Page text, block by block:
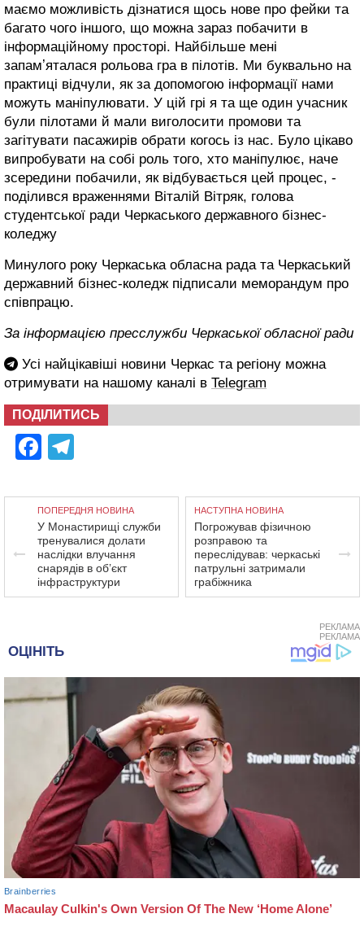
маємо можливість дізнатися щось нове про фейки та
багато чого іншого, що можна зараз побачити в
інформаційному просторі. Найбільше мені
запамʼяталася рольова гра в пілотів. Ми буквально на
практиці відчули, як за допомогою інформації нами
можуть маніпулювати. У цій грі я та ще один учасник
були пілотами й мали виголосити промови та
загітувати пасажирів обрати когось із нас. Було цікаво
випробувати на собі роль того, хто маніпулює, наче
зсередини побачили, як відбувається цей процес, -
поділився враженнями Віталій Вітряк, голова
студентської ради Черкаського державного бізнес-
коледжу
Минулого року Черкаська обласна рада та Черкаський
державний бізнес-коледж підписали меморандум про
співпрацю.
За інформацією пресслужби Черкаської обласної ради
Усі найцікавіші новини Черкас та регіону можна
отримувати на нашому каналі в Telegram
ПОДІЛИТИСЬ
Facebook
ПОПЕРЕДНЯ НОВИНА
У Монастирищі служби
тренувалися долати
наслідки влучання
снарядів в об’єкт
інфраструктури
НАСТУПНА НОВИНА
Погрожував фізичною
розправою та
переслідував: черкаські
патрульні затримали
грабіжника
РЕКЛАМА
РЕКЛАМА